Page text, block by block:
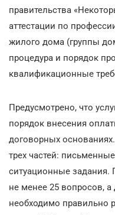
правительства
аттестации по
жилого дома (группы
процедура и порядок
квалификационные
Предусмотрено, что
порядок внесения
договорных
трех частей:
ситуационные задания.
не менее 25 вопросов, а
необходимо правильно